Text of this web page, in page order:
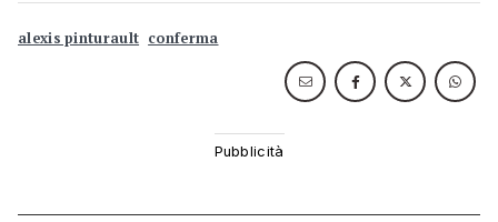
alexis pinturault conferma